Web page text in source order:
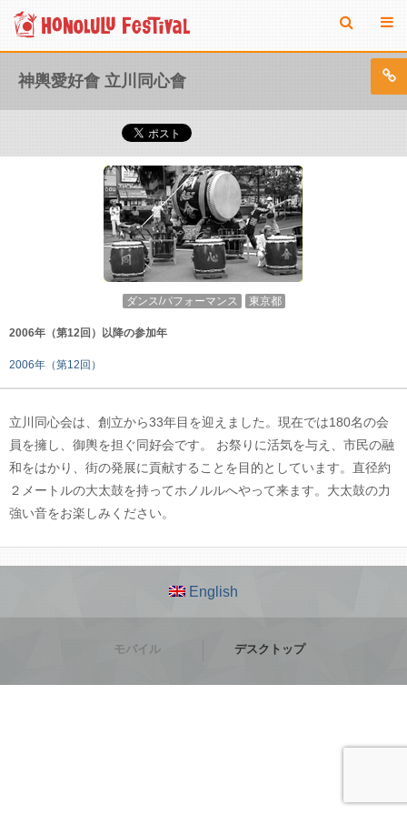
神輿愛好會 立川同心會
ダンス/パフォーマンス 東京都
2006年（第12回）以降の参加年
2006年（第12回）
立川同心会は、創立から33年目を迎えました。現在では180名の会
員を擁し、御輿を担ぐ同好会です。 お祭りに活気を与え、市民の融
和をはかり、街の発展に貢献することを目的としています。直径約
２メートルの大太鼓を持ってホノルルへやって来ます。大太鼓の力
強い音をお楽しみください。
English
モバイル デスクトップ